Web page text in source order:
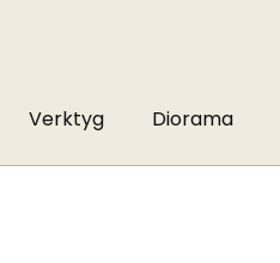
Verktyg Diorama